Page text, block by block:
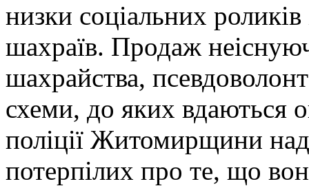
низки соціальних
шахраїв. Продаж
шахрайства,
схеми, до яких
поліції Житомирщини
потерпілих про те, що